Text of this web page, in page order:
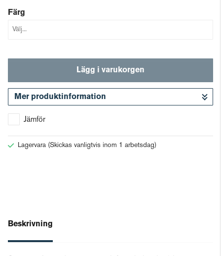
Färg
Lägg i varukorgen
Mer produktinformation
Jämför
Lagervara (Skickas vanligtvis inom 1 arbetsdag)
Beskrivning